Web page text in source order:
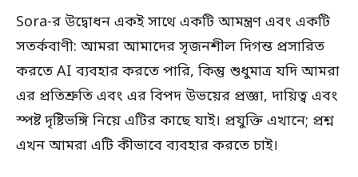
Sora-র উদ্বোধন একই সাথে একটি আমন্ত্রণ এবং একটি
সতর্কবাণী: আমরা আমাদের সৃজনশীল দিগন্ত প্রসারিত
করতে AI ব্যবহার করতে পারি, কিন্তু শুধুমাত্র যদি আমরা
এর প্রতিশ্রুতি এবং এর বিপদ উভয়ের প্রজ্ঞা, দায়িত্ব এবং
স্পষ্ট দৃষ্টিভঙ্গি নিয়ে এটির কাছে যাই। প্রযুক্তি এখানে; প্রশ্ন
এখন আমরা এটি কীভাবে ব্যবহার করতে চাই।